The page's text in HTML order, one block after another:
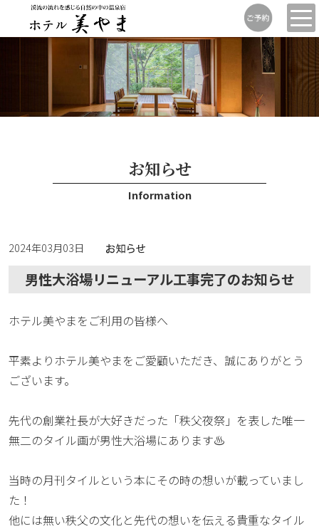
お知らせ
Information
2024年03月03日
男性大浴場リニューアル工事完了のお知らせ
ホテル美やまをご利用の皆様へ
平素よりホテル美やまをご愛顧いただき、誠にありがとう
ございます。
先代の創業社長が大好きだった「秩父夜祭」を表した唯一
無二のタイル画が男性大浴場にあります♨️
当時の月刊タイルという本にその時の想いが載っていまし
た！
他には無い秩父の文化と先代の想いを伝える貴重なタイル